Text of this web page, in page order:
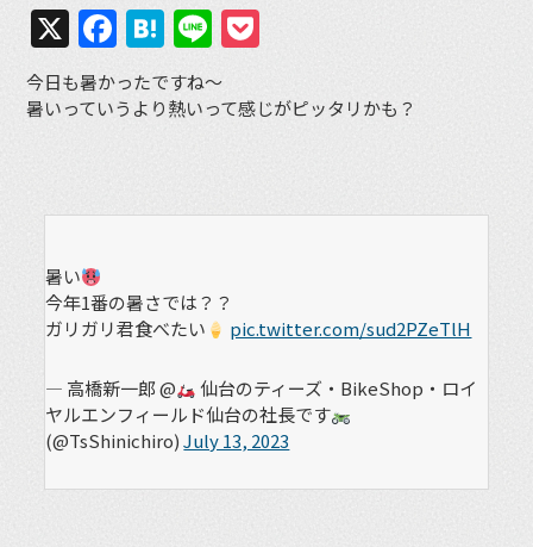
X Facebook
Hatena
Line
今日も暑かったですね〜
暑いっていうより熱いって感じがピッタリかも？
暑い
今年1番の暑さでは？？
ガリガリ君食べたい
pic.twitter.com/sud2PZeTlH
— 高橋新一郎 @
仙台のティーズ・BikeShop・ロイ
ヤルエンフィールド仙台の社長です
(@TsShinichiro)July 13, 2023